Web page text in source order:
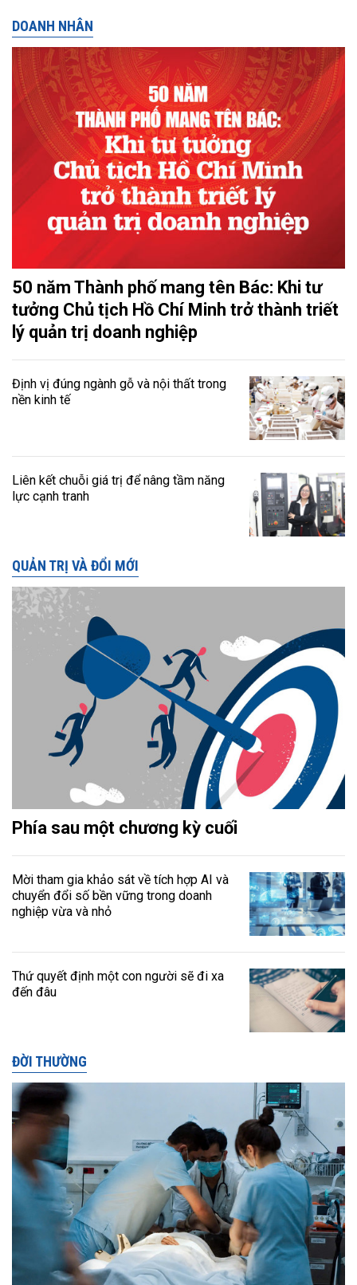
DOANH NHÂN
50 năm Thành phố mang tên Bác: Khi tư
tưởng Chủ tịch Hồ Chí Minh trở thành triết
lý quản trị doanh nghiệp
Định vị đúng ngành gỗ và nội thất trong
nền kinh tế
Liên kết chuỗi giá trị để nâng tầm năng
lực cạnh tranh
QUẢN TRỊ VÀ ĐỔI MỚI
Phía sau một chương kỳ cuối
Mời tham gia khảo sát về tích hợp AI và
chuyển đổi số bền vững trong doanh
nghiệp vừa và nhỏ
Thứ quyết định một con người sẽ đi xa
đến đâu
ĐỜI THƯỜNG